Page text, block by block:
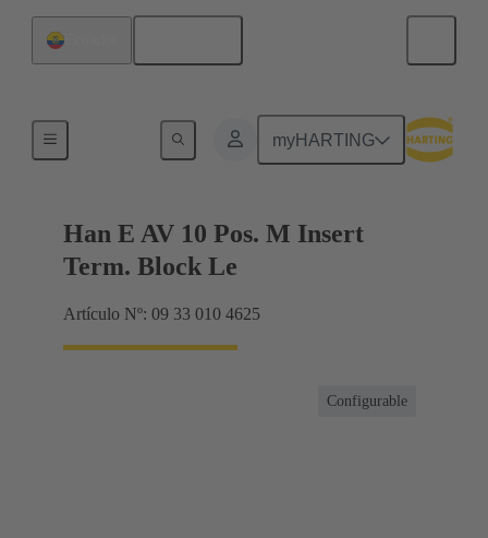
myHARTING
Conector con regletero
Han E AV 10 Pos. M Insert
Term. Block Le
Artículo Nº: 09 33 010 4625
Configurable